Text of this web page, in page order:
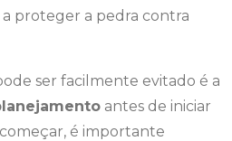
proteger a pedra contra
ser facilmente evitado é a
antes de iniciar
é importante